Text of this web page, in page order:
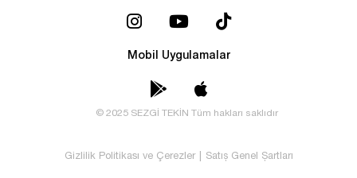
Mobil Uygulamalar
© 2025 SEZGİ TEKİN Tüm hakları saklıdır
Gizlilik Politikası ve Çerezler Satış Genel Şartları